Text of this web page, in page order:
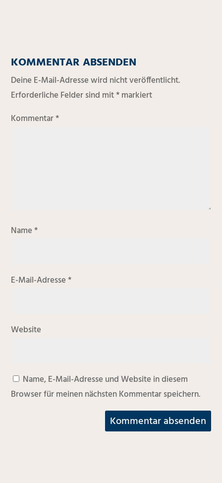
KOMMENTAR ABSENDEN
Deine E-Mail-Adresse wird nicht veröffentlicht.
Erforderliche Felder sind mit*markiert
Kommentar*
Name*
E-Mail-Adresse*
Website
Name, E-Mail-Adresse und Website in diesem
Browser für meinen nächsten Kommentar speichern.